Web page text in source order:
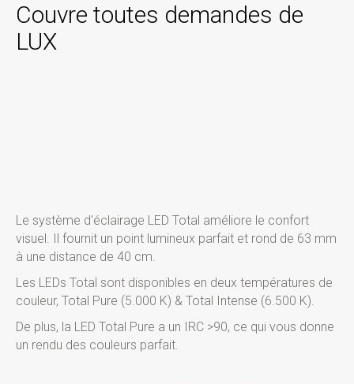
Couvre toutes demandes de
LUX
Le système d'éclairage LED Total améliore le confort
visuel. Il fournit un point lumineux parfait et rond de 63 mm
à une distance de 40 cm.
Les LEDs Total sont disponibles en deux températures de
couleur, Total Pure (5.000 K) & Total Intense (6.500 K).
De plus, la LED Total Pure a un IRC >90, ce qui vous donne
un rendu des couleurs parfait.